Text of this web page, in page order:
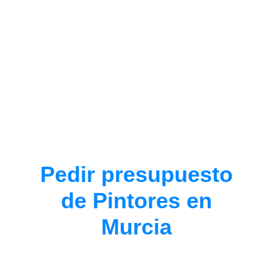
Pedir presupuesto
de Pintores en
Murcia